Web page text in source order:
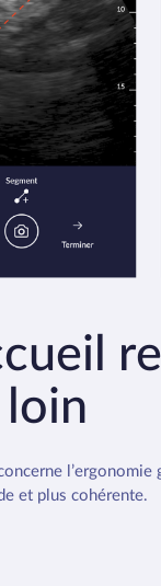
loin
l’ergonomie
et plus cohérente.